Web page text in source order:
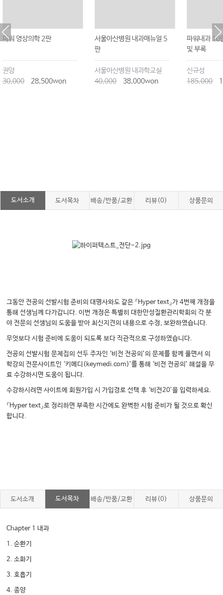
파워 영상의학 2판
권양
30,000
28,500won
서울아산병원 내과매뉴얼 5
판
서울아산병원 내과학교실
40,000
38,000won
파워내과
및 부록
신규성
185,000
도서소개 도서목차 배송/반품/교환 리뷰(0) 상품문의
그동안 전공의 선발시험 준비의 대명사와도 같은 『Hyper text』가 4번째 개정을
통해 선생님께 다가갑니다. 이번 개정은 특별히 대한만성질환관리학회의 각 분
야 전문의 선생님의 도움을 받아 최신지견의 내용으로 수정, 보완하였습니다.
무엇보다 시험 준비에 도움이 되도록 보다 직관적으로 구성하였습니다.
전공의 선발시험 문제집의 선두 주자인 ‘비전 전공의’의 문제를 함께 풀면서 의
학강의 전문사이트인 ‘키메디(keymedi.com)’를 통해 ‘비전 전공의’ 해설을 무
료 수강하시면 도움이 됩니다.
수강하시려면 사이트에 회원가입 시 가입경로 선택 후 ‘비전20’을 입력하세요.
『Hyper text』로 정리하면 부족한 시간에도 완벽한 시험 준비가 될 것으로 확신
합니다.​
도서소개 도서목차 배송/반품/교환 리뷰(0) 상품문의
Chapter 1 내과
1. 순환기
2. 소화기
3. 호흡기
4. 종양